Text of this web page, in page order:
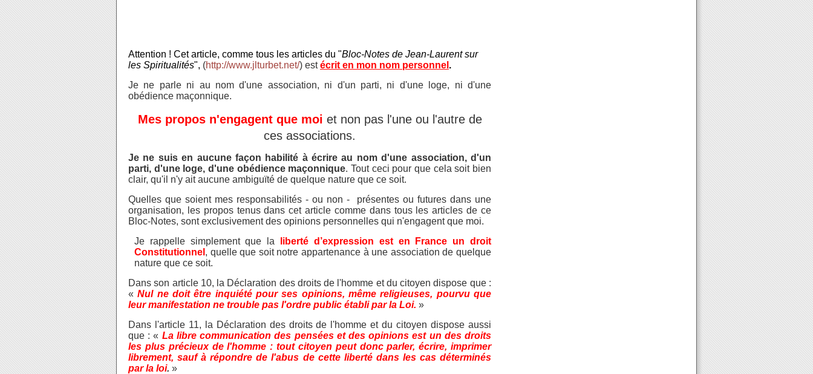
Attention ! Cet article, comme tous les articles du "Bloc-Notes de Jean-Laurent sur
les Spiritualités", (http://www.jlturbet.net/) estécrit en mon nom personnel .
Je ne parle ni au nom d'une association, ni d'un parti, ni d'une loge, ni d'une
obédience maçonnique.
Mes propos n'engagent que moi et non pas l'une ou l'autre de
ces associations.
Je ne suis en aucune façon habilité à écrire au nom d'une association, d'un
parti, d'une loge, d'une obédience maçonnique.Tout ceci pour que cela soit bien
clair, qu'il n'y ait aucune ambiguïté de quelque nature que ce soit.
Quelles que soient mes responsabilités - ou non - présentes ou futures dans une
organisation, les propos tenus dans cet article comme dans tous les articles de ce
Bloc-Notes, sont exclusivement des opinions personnelles qui n'engagent que moi.
Je rappelle simplement que la
liberté d’expression est en France un droit
Constitutionnel , quelle que soit notre appartenance à une association de quelque
nature que ce soit.
Dans son article 10, la Déclaration des droits de l'homme et du citoyen dispose que :
«Nul ne doit être inquiété pour ses opinions, même religieuses, pourvu que
leur manifestation ne trouble pas l'ordre public établi par la Loi. »
Dans l'article 11, la Déclaration des droits de l'homme et du citoyen dispose aussi
que : « La libre communication des pensées et des opinions est un des droits
les plus précieux de l'homme : tout citoyen peut donc parler, écrire, imprimer
librement, sauf à répondre de l'abus de cette liberté dans les cas déterminés
par la loi. »